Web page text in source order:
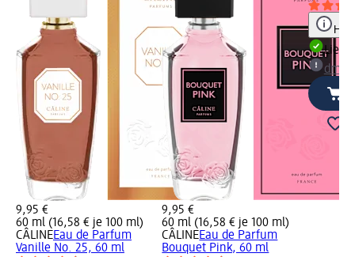
9,95 €
60 ml (16,58 € je 100 ml)
CÂLINEEau de Parfum
Vanille No. 25, 60 ml
9,95 €
60 ml (16,58 € je 100 ml)
CÂLINEEau de Parfum
Bouquet Pink, 60 ml
dm